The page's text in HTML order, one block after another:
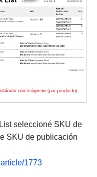
seleccioné SKU de
SKU de publicación
1773